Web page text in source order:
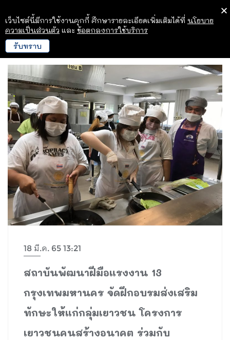
18 มี.ค. 65 13:21
สถาบันพัฒนาฝีมือแรงงาน 13
กรุงเทพมหานคร จัดฝึกอบรมส่งเสริม
ทักษะให้แก่กลุ่มเยาวชน โครงการ
เยาวชนคนสร้างอนาคต ร่วมกับ
เว็บไซต์นี้มีการใช้งานคุกกี้ ศึกษารายละเอียดเพิ่มเติมได้ที่ นโยบาย
ความเป็นส่วนตัว และ ข้อตกลงการใช้บริการ
รับทราบ